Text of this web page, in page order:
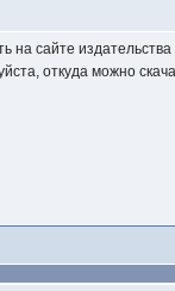
на сайте
откуда можно